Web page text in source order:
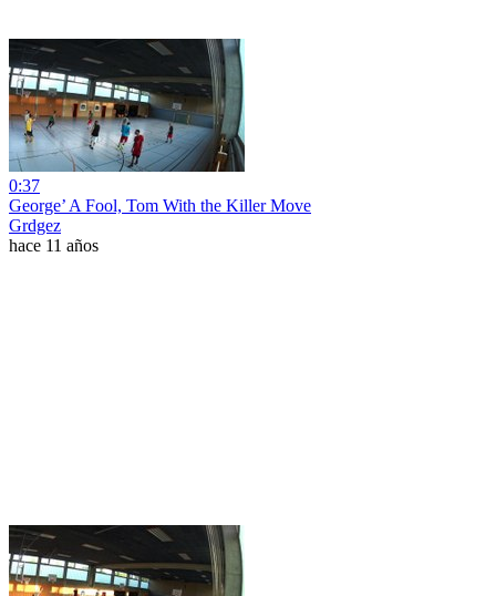
0:37
George’ A Fool, Tom With the Killer Move
Grdgez
hace 11 años